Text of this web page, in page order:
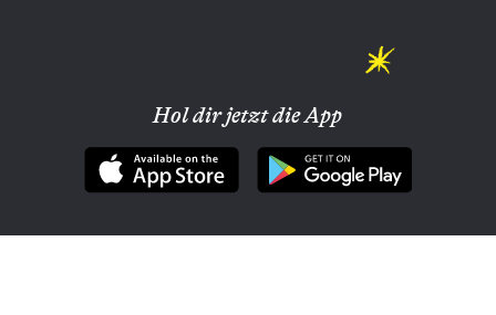
Hol dir jetzt die App